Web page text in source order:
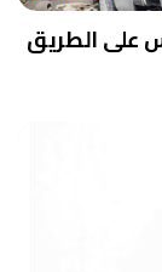
أتوبيس على الطريق